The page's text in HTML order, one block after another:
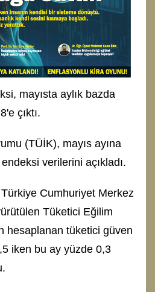
mayısta aylık bazda
çıktı.
(TÜİK), mayıs ayına
verilerini açıkladı.
Cumhuriyet Merkez
Tüketici Eğilim
hesaplanan tüketici güven
iken bu ay yüzde 0,3